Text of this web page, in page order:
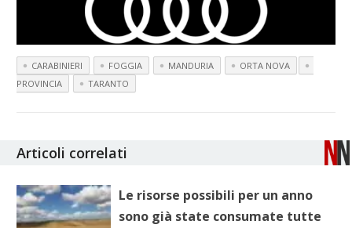
CARABINIERI FOGGIA MANDURIA
ORTA NOVA
PROVINCIA
TARANTO
Articoli correlati
Le risorse possibili per un anno
sono già state consumate tutte